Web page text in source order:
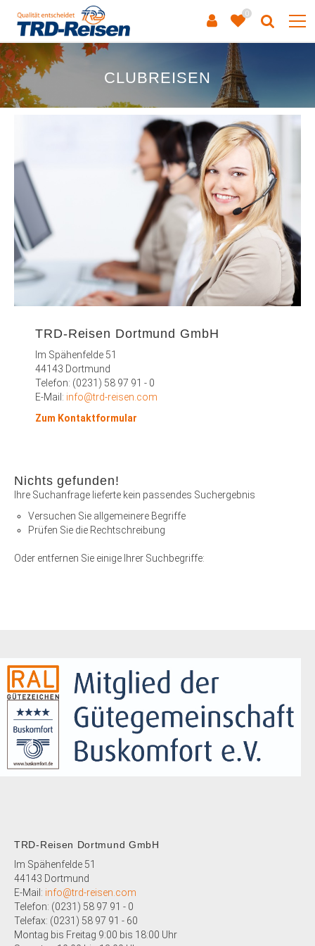
0
CLUBREISEN
TRD-Reisen Dortmund GmbH
Im Spähenfelde 51
44143 Dortmund
Telefon: (0231) 58 97 91 - 0
E-Mail: info@trd-reisen.com
Zum Kontaktformular
Nichts gefunden!
Ihre Suchanfrage lieferte kein passendes Suchergebnis
Versuchen Sie allgemeinere Begriffe
Prüfen Sie die Rechtschreibung
Oder entfernen Sie einige Ihrer Suchbegriffe:
TRD-Reisen Dortmund GmbH
Im Spähenfelde 51
44143 Dortmund
E-Mail: info@trd-reisen.com
Telefon: (0231) 58 97 91 - 0
Telefax: (0231) 58 97 91 - 60
Montag bis Freitag 9:00 bis 18:00 Uhr